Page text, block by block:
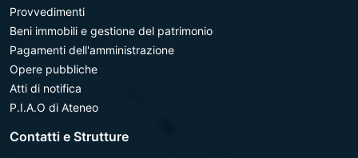
Provvedimenti
Beni immobili e gestione del patrimonio
Pagamenti dell'amministrazione
Opere pubbliche
Atti di notifica
P.I.A.O di Ateneo
Contatti e Strutture